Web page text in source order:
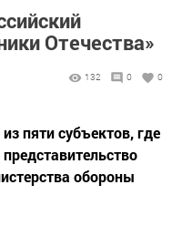
Отечества»
пяти субъектов, где
обороны